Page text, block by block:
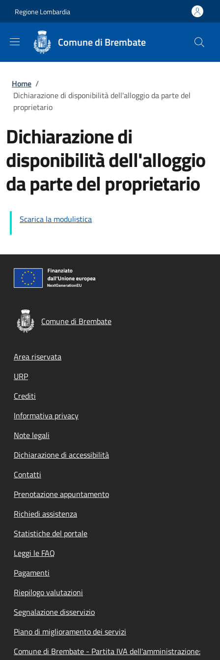
Regione Lombardia
Comune di Brembate
Briciole di pane
Home /
Dichiarazione di disponibilità dell'alloggio da parte del
proprietario
Dichiarazione di
disponibilità dell'alloggio
da parte del proprietario
Scarica la modulistica
Comune di Brembate
Footer menu
Area riservata
URP
Crediti
Informativa privacy
Note legali
Dichiarazione di accessibilità
Contatti
Prenotazione appuntamento
Richiedi assistenza
Statistiche del portale
Leggi le FAQ
Pagamenti
Riepilogo valutazioni
Segnalazione disservizio
Piano di miglioramento dei servizi
Comune di Brembate - Partita IVA dell'amministrazione: